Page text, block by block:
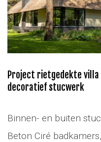
Project rietgedekte
decoratief stucwerk
Binnen- en buiten
Beton Ciré